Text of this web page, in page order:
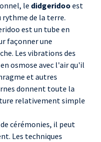
le didgeridoo est
rythme de la terre.
est un tube en
façonner une
Les vibrations des
osmose avec l'air qu'il
et autres
donnent toute la
relativement simple
cérémonies, il peut
Les techniques